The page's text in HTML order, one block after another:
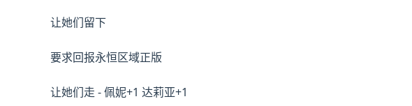
让她们留下
要求回报永恒区域正版
让她们走 - 佩妮+1 达莉亚+1